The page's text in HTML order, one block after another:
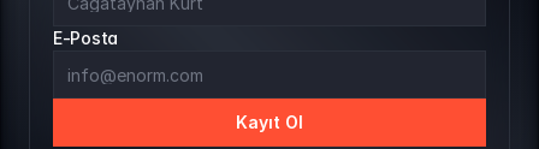
E-Posta
Kayıt Ol